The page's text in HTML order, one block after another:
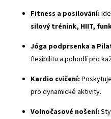
Fitness a posilování:
silový trénink, HIIT,
Jóga podprsenka a
flexibilitu a pohodlí pro
Kardio cvičení:
pro dynamické aktivity.
Volnočasové nošení: